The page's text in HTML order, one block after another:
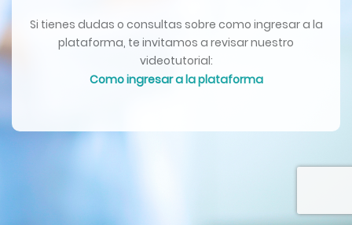
Si tienes dudas o consultas sobre como ingresar a la
plataforma, te invitamos a revisar nuestro
videotutorial:
Como ingresar a la plataforma